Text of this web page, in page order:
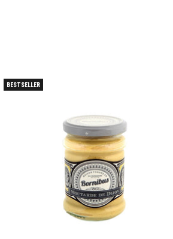
BESTSELLER